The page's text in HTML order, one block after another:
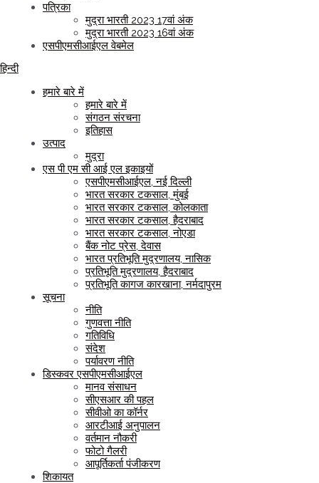
पत्रिका
मुद्रा भारती 2023 17वां अंक
मुद्रा भारती 2023 16वां अंक
एसपीएमसीआईएल वेबमेल
हिन्दी
हमारे बारे में
हमारे बारे में
संगठन संरचना
इतिहास
उत्पाद
मुद्रा
एस पी एम सी आई एल इकाइयों
एसपीएमसीआईएल, नई दिल्ली
भारत सरकार टकसाल, मुंबई
भारत सरकार टकसाल, कोलकाता
भारत सरकार टकसाल, हैदराबाद
भारत सरकार टकसाल, नोएडा
बैंक नोट प्रेस, देवास
भारत प्रतिभूति मुद्रणालय, नासिक
प्रतिभूति मुद्रणालय, हैदराबाद
प्रतिभूति कागज कारखाना, नर्मदापुरम
सूचना
नीति
गुणवत्ता नीति
गतिविधि
संदेश
पर्यावरण नीति
डिस्कवर एसपीएमसीआईएल
मानव संसाधन
सीएसआर की पहल
सीवीओ का कॉर्नर
आरटीआई अनुपालन
वर्तमान नौकरी
फोटो गैलरी
आपूर्तिकर्ता पंजीकरण
शिकायत